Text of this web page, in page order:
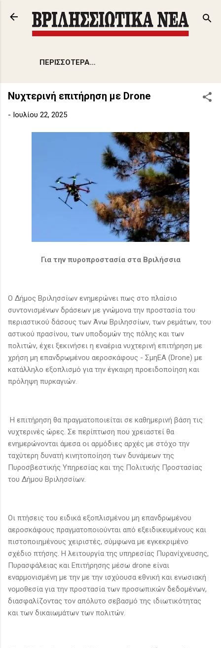
Μετάβαση στο κύριο περιεχόμενο
ΠΕΡΙΣΣΌΤΕΡΑ…
Νυχτερινή επιτήρηση με Drone
- Ιουλίου 22, 2025
Για την πυροπροστασία στα Βριλήσσια
Ο Δήμος Βριλησσίων ενημερώνει πως στο πλαίσιο
συντονισμένων δράσεων με γνώμονα την προστασία του
περιαστικού δάσους των Άνω Βριλησσίων, των ρεμάτων, του
αστικού πρασίνου, των υποδομών της πόλης και των
πολιτών, έχει ξεκινήσει η εναέρια νυχτερινή επιτήρηση με
χρήση μη επανδρωμένου αεροσκάφους - ΣμηΕΑ (Drone) με
κατάλληλο εξοπλισμό για την έγκαιρη προειδοποίηση και
πρόληψη πυρκαγιών.
Η επιτήρηση θα πραγματοποιείται σε καθημερινή βάση τις
νυχτερινές ώρες. Σε περίπτωση που χρειαστεί θα
ενημερώνονται άμεσα οι αρμόδιες αρχές με στόχο την
ταχύτερη δυνατή κινητοποίηση των δυνάμεων της
Πυροσβεστικής Υπηρεσίας και της Πολιτικής Προστασίας
του Δήμου Βριλησσίων.
Οι πτήσεις του ειδικά εξοπλισμένου μη επανδρωμένου
αεροσκάφους πραγματοποιούνται από εξειδικευμένους και
πιστοποιημένους χειριστές, σύμφωνα με εγκεκριμένο
σχέδιο πτήσης. Η λειτουργία της υπηρεσίας Πυρανίχνευσης,
Πυρασφάλειας και Επιτήρησης μέσω drone είναι
εναρμονισμένη με την με την ισχύουσα εθνική και ενωσιακή
νομοθεσία για την προστασία των προσωπικών δεδομένων,
διασφαλίζοντας τον απόλυτο σεβασμό της ιδιωτικότητας
και των δικαιωμάτων των πολιτών.